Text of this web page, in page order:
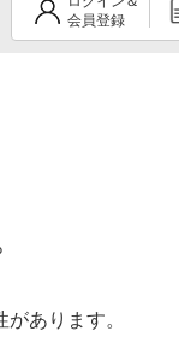
会員登録
あります。